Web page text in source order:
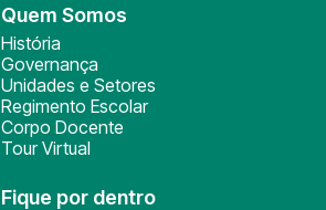
Quem Somos
História
Governança
Unidades e Setores
Regimento Escolar
Corpo Docente
Tour Virtual
Fique por dentro